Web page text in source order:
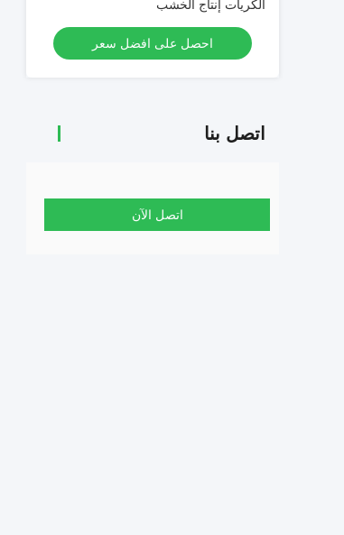
الكريات إنتاج الخشب
احصل على افضل سعر
اتصل بنا
اتصل الآن